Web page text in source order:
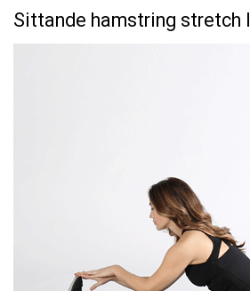
Sittande hamstring stretch I